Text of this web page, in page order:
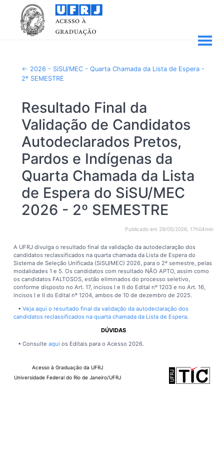
2026 - SiSU/MEC - Quarta Chamada da Lista de Espera -
2º SEMESTRE
Resultado Final da
Validação de Candidatos
Autodeclarados Pretos,
Pardos e Indígenas da
Quarta Chamada da Lista
de Espera do SiSU/MEC
2026 - 2º SEMESTRE
Publicado em 29/05/2026, 17h04min
A UFRJ divulga o resultado final da validação da autodeclaração dos
candidatos reclassificados na quarta chamada da Lista de Espera do
Sistema de Seleção Unificada (SiSU/MEC) 2026, para o 2º semestre, pelas
modalidades 1 e 5. Os candidatos com resultado NÃO APTO, assim como
os candidatos FALTOSOS, estão eliminados do processo seletivo,
conforme disposto no Art. 17, incisos I e II do Edital nº 1203 e no Art. 16,
incisos I e II do Edital nº 1204, ambos de 10 de dezembro de 2025.
•Veja aqui o resultado final da validação da autodeclaração dos
candidatos reclassificados na quarta chamada da Lista de Espera.
DÚVIDAS
• Consulteaqui os Editais para o Acesso 2026.
Acesso à Graduação da UFRJ
Universidade Federal do Rio de Janeiro/UFRJ